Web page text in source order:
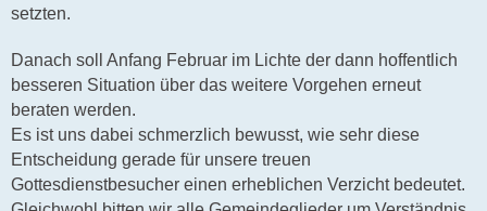
setzten.
Danach soll Anfang Februar im Lichte der dann hoffentlich
besseren Situation über das weitere Vorgehen erneut
beraten werden.
Es ist uns dabei schmerzlich bewusst, wie sehr diese
Entscheidung gerade für unsere treuen
Gottesdienstbesucher einen erheblichen Verzicht bedeutet.